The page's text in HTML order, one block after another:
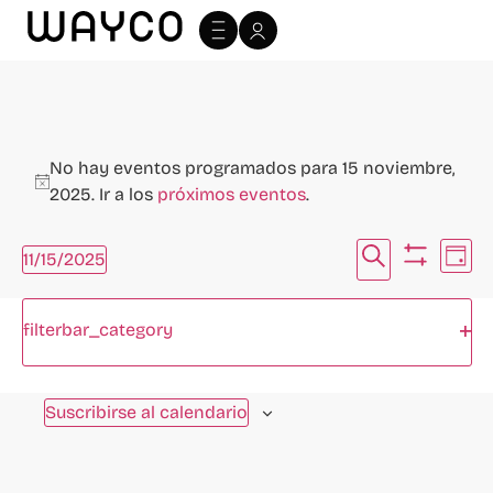
Aviso
No hay eventos programados para 15 noviembre,
2025. Ir a los próximos eventos.
de
Buscar
Ocultar
de
de
Día
Filtros
cualquiera
de
entradas
filterbar_category
11/15/2025
Selecciona
la
Día anterior
Siguiente día
Suscribirse al calendario